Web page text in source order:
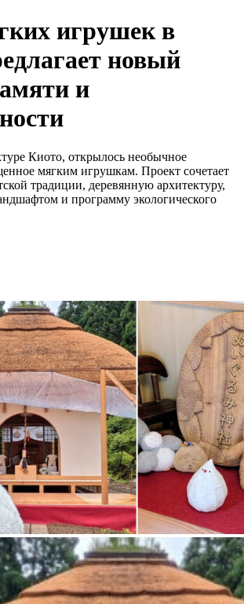
игрушек в
новый
и
Киото, открылось необычное
мягким игрушкам. Проект сочетает
традиции, деревянную архитектуру,
и программу экологического